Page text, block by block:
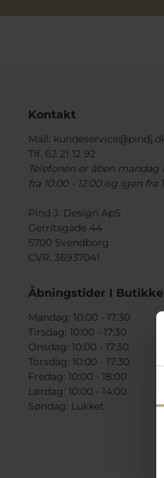
Kontakt
Mail:
Tlf. 62 21 12 92
Telefonen er åben
fra 10:00 - 12:00 og igen fra
Pind J. Design ApS
Gerritsgade 44
5700 Svendborg
CVR. 36937041
Åbningstider I
Mandag: 10:00 - 17:30
Tirsdag: 10:00 - 17:30
Onsdag: 10:00 - 17:30
Torsdag: 10:00 - 17:30
Fredag: 10:00 - 18:00
Lørdag: 10:00 - 14:00
Søndag: Lukket